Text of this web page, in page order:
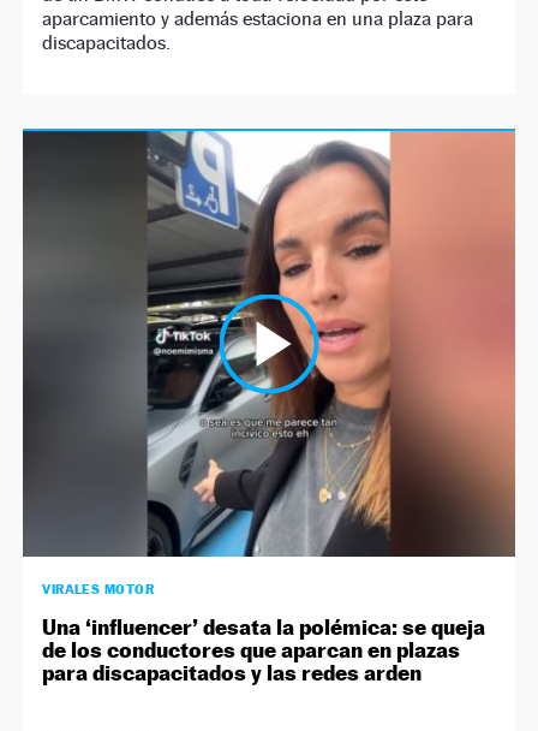
aparcamiento y además estaciona en una plaza para
discapacitados.
VIRALES MOTOR
Una ‘influencer’ desata la polémica: se queja
de los conductores que aparcan en plazas
para discapacitados y las redes arden